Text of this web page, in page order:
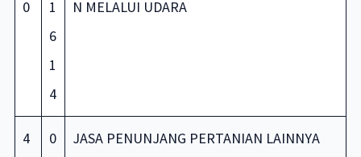
0
1
6
1
4
N MELALUI UDARA
4
0
JASA PENUNJANG PERTANIAN LAINNYA